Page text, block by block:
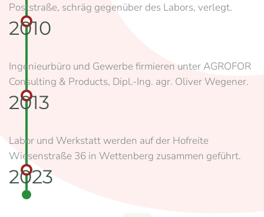
Poststraße, schräg gegenüber des Labors, verlegt.
2010
Ingenieurbüro und Gewerbe firmieren unter AGROFOR
Consulting & Products, Dipl.-Ing. agr. Oliver Wegener.
2013
Labor und Werkstatt werden auf der Hofreite
Wiesenstraße 36 in Wettenberg zusammen geführt.
2023